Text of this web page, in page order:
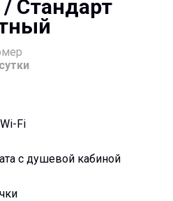
Стандарт
Fi
с душевой кабиной